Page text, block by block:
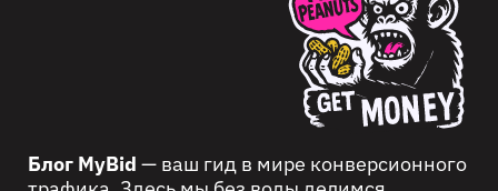
Блог MyBid — ваш гид в мире конверсионного